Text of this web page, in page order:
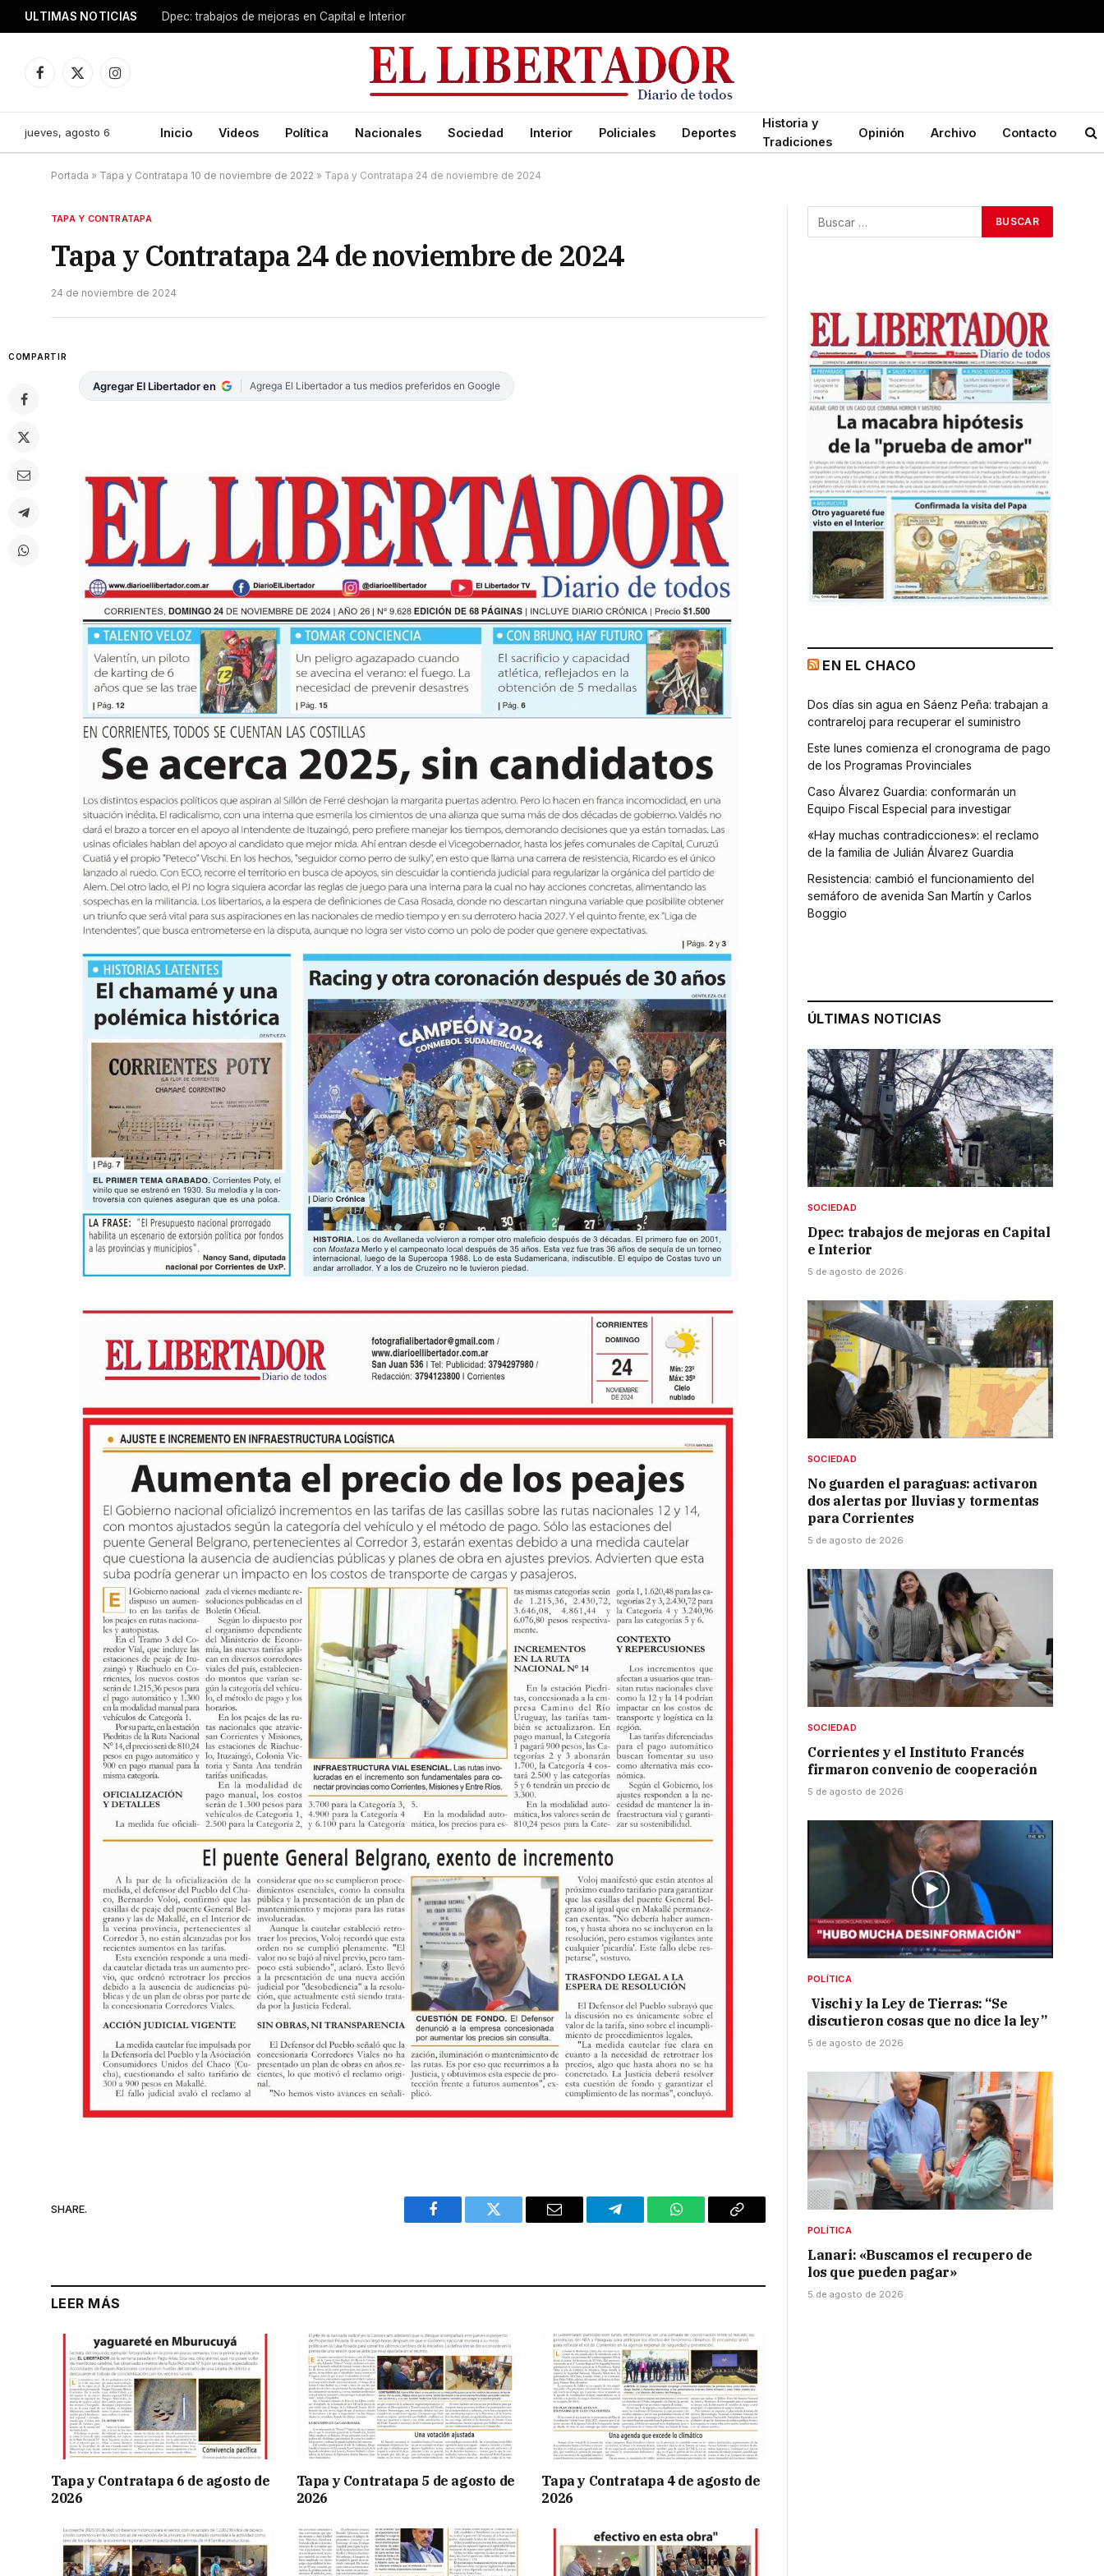
ULTIMAS NOTICIAS Dpec: trabajos de mejoras en Capital e Interior
Facebook
X
Instagram
jueves, agosto 6 Inicio Videos Política Nacionales Sociedad Interior Policiales Deportes
Historia y
Tradiciones
Opinión Archivo Contacto
Portada » Tapa y Contratapa 10 de noviembre de 2022 » Tapa y Contratapa 24 de noviembre de 2024
TAPA Y CONTRATAPA
Tapa y Contratapa 24 de noviembre de 2024
24 de noviembre de 2024
COMPARTIR
Agregar El Libertador en Agrega El Libertador a tus medios preferidos en Google
SHARE.
Facebook Twitter Email Telegram WhatsAppCopy
LEER MÁS
Tapa y Contratapa 6 de agosto de
2026
Tapa y Contratapa 5 de agosto de
2026
Tapa y Contratapa 4 de agosto de
2026
EN EL CHACO
Dos días sin agua en Sáenz Peña: trabajan a
contrareloj para recuperar el suministro
Este lunes comienza el cronograma de pago
de los Programas Provinciales
Caso Álvarez Guardia: conformarán un
Equipo Fiscal Especial para investigar
«Hay muchas contradicciones»: el reclamo
de la familia de Julián Álvarez Guardia
Resistencia: cambió el funcionamiento del
semáforo de avenida San Martín y Carlos
Boggio
ÚLTIMAS NOTICIAS
SOCIEDAD
Dpec: trabajos de mejoras en Capital
e Interior
5 de agosto de 2026
SOCIEDAD
No guarden el paraguas: activaron
dos alertas por lluvias y tormentas
para Corrientes
5 de agosto de 2026
SOCIEDAD
Corrientes y el Instituto Francés
firmaron convenio de cooperación
5 de agosto de 2026
POLÍTICA
Vischi y la Ley de Tierras: “Se
discutieron cosas que no dice la ley”
5 de agosto de 2026
POLÍTICA
Lanari: «Buscamos el recupero de
los que pueden pagar»
5 de agosto de 2026